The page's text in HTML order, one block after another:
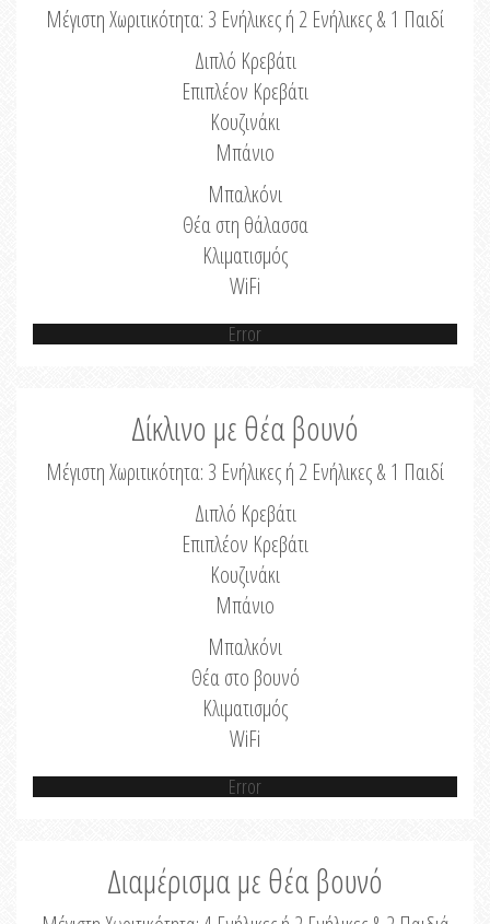
Μέγιστη Χωριτικότητα: 3 Ενήλικες ή 2 Ενήλικες & 1 Παιδί
Διπλό Κρεβάτι
Επιπλέον Κρεβάτι
Κουζινάκι
Μπάνιο
Μπαλκόνι
Θέα στη θάλασσα
Κλιματισμός
WiFi
Error
Δίκλινο με θέα βουνό
Μέγιστη Χωριτικότητα: 3 Ενήλικες ή 2 Ενήλικες & 1 Παιδί
Διπλό Κρεβάτι
Επιπλέον Κρεβάτι
Κουζινάκι
Μπάνιο
Μπαλκόνι
Θέα στο βουνό
Κλιματισμός
WiFi
Error
Διαμέρισμα με θέα βουνό